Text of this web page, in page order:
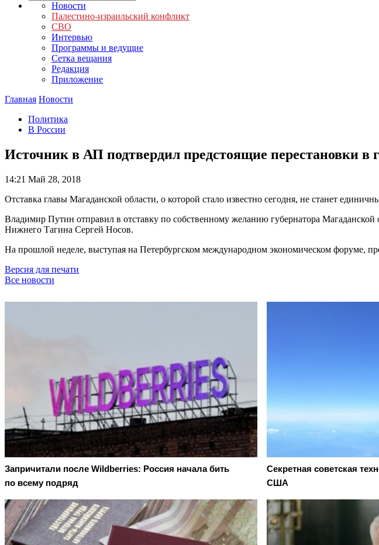
Новости
Палестино-израильский конфликт
СВО
Интервью
Программы и ведущие
Сетка вещания
Редакция
Приложение
Главная Новости
Политика
В России
Источник в АП подтвердил предстоящие перестановки в
14:21 Май 28, 2018
Отставка главы Магаданской области, о которой стало известно сегодня, не станет
Владимир Путин отправил в отставку по собственному желанию губернатора
Нижнего Тагина Сергей Носов.
На прошлой неделе, выступая на Петербургском международном экономическом форуме,
Версия для печати
Все новости
Запричитали после Wildberries: Россия начала бить
по всему подряд
Секретная советская
США